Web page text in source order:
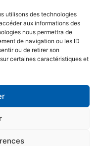
utilisons des technologies
aux informations des
nous permettra de
de navigation ou les ID
ou de retirer son
certaines caractéristiques et
– 54320